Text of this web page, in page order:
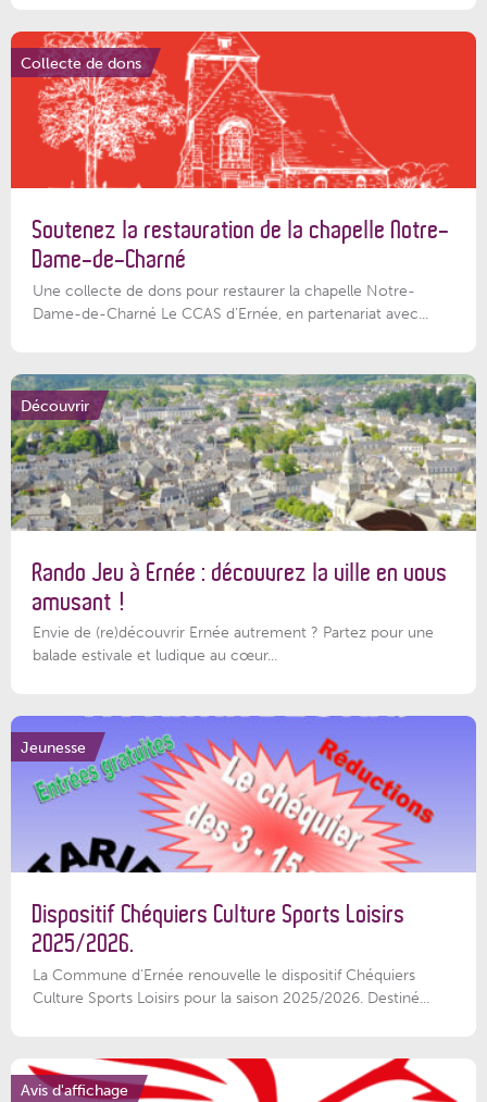
Collecte de dons
Soutenez la restauration de la chapelle Notre-
Dame-de-Charné
Une collecte de dons pour restaurer la chapelle Notre-
Dame-de-Charné Le CCAS d’Ernée, en partenariat avec...
Découvrir
Rando Jeu à Ernée : découvrez la ville en vous
amusant !
Envie de (re)découvrir Ernée autrement ? Partez pour une
balade estivale et ludique au cœur...
Jeunesse
Dispositif Chéquiers Culture Sports Loisirs
2025/2026.
La Commune d'Ernée renouvelle le dispositif Chéquiers
Culture Sports Loisirs pour la saison 2025/2026. Destiné...
Avis d'affichage